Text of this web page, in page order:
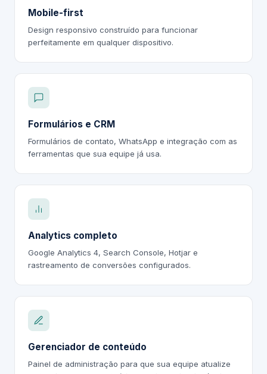
Mobile-first
Design responsivo construído para funcionar
perfeitamente em qualquer dispositivo.
Formulários e CRM
Formulários de contato, WhatsApp e integração com as
ferramentas que sua equipe já usa.
Analytics completo
Google Analytics 4, Search Console, Hotjar e
rastreamento de conversões configurados.
Gerenciador de conteúdo
Painel de administração para que sua equipe atualize